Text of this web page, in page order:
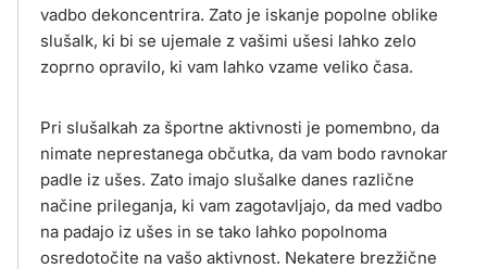
vadbo dekoncentrira. Zato je iskanje popolne oblike
slušalk, ki bi se ujemale z vašimi ušesi lahko zelo
zoprno opravilo, ki vam lahko vzame veliko časa.
Pri slušalkah za športne aktivnosti je pomembno, da
nimate neprestanega občutka, da vam bodo ravnokar
padle iz ušes. Zato imajo slušalke danes različne
načine prileganja, ki vam zagotavljajo, da med vadbo
na padajo iz ušes in se tako lahko popolnoma
osredotočite na vašo aktivnost. Nekatere brezžične